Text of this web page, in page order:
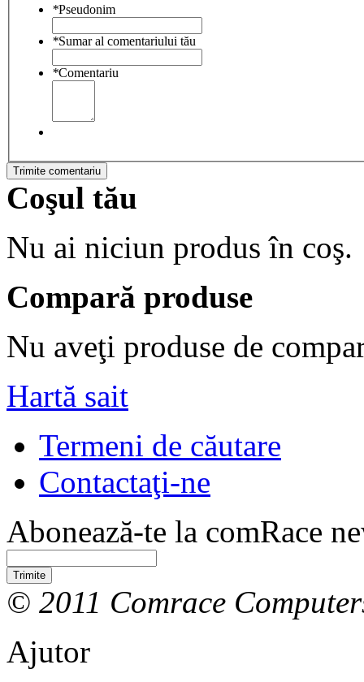
*Pseudonim
*Sumar al comentariului tău
*Comentariu
Trimite comentariu
Coşul tău
Nu ai niciun produs în coş.
Compară produse
Nu aveţi produse de
Hartă sait
Termeni de căutare
Contactaţi-ne
Abonează-te la comRace
Trimite
© 2011 Comrace
Ajutor